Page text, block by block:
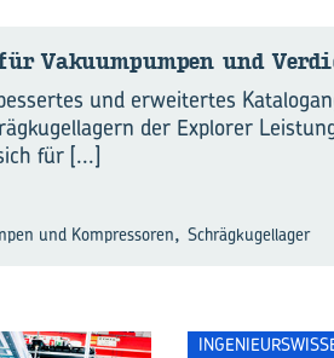
Va­ku­um­pum­pen und
und erweitertes
der Explorer
für [...]
und Kompressoren, Schrägkugellager